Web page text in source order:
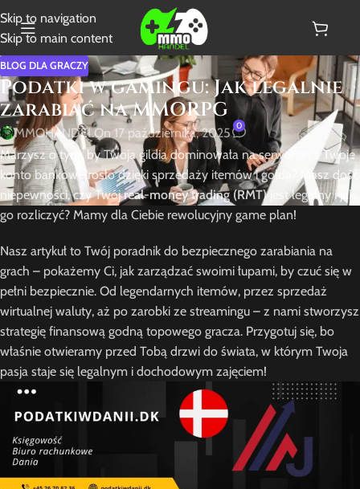
Skip to navigation
Skip to main content
BLOG DLA GRACZY
Podatki w gamingu: Jak legalnie
zarabiać na MMORPG
MMOHANDELOn 17 października, 2025 0
Marzysz o tym, by Twoja gildia dominowała na serwerze, a Twoje
konto bankowe rosło dzięki sprzedaży itemów i golda? Masz dość
niepewności, czy Twójreal-money trading (RMT)jest legalny i jak
go rozliczyć? Mamy dla Ciebie rewolucyjny game plan!
Nasz artykuł to Twój poradnik do bezpiecznego zarabiania na
grach – pokażemy Ci, jak zarządzać swoimi łupami, by czuć się w
pełni bezpiecznie. Od legendarnych itemów, przez sprzedaż
wirtualnej waluty, aż po zarobki ze streamingu – z nami stworzysz
strategię finansową godną topowego gracza. Przygotuj się, bo
właśnie otwieramy przed Tobą drzwi do świata, w którym Twoja
pasja staje się legalnym i dochodowym zajęciem!